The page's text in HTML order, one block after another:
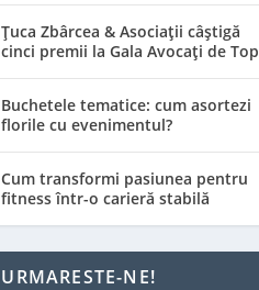
Țuca Zbârcea & Asociații câștigă
cinci premii la Gala Avocați de Top
Buchetele tematice: cum asortezi
florile cu evenimentul?
Cum transformi pasiunea pentru
fitness într-o carieră stabilă
URMARESTE-NE!